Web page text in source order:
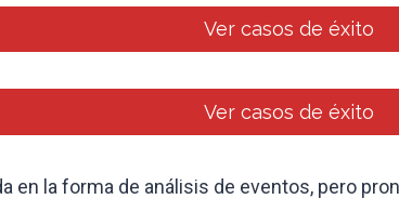
Ver casos de éxito
Ver casos de éxito
en la forma de análisis de eventos, pero